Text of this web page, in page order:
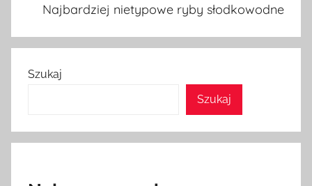
Najbardziej nietypowe ryby słodkowodne
Szukaj
Szukaj